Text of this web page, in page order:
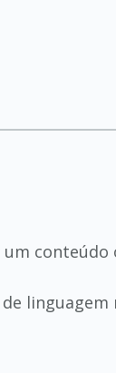
conteúdo
linguagem